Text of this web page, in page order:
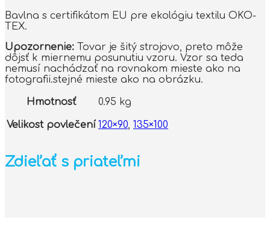
Bavlna s certifikátom EU pre ekológiu textilu OKO-
TEX.
Upozornenie: Tovar je šitý strojovo, preto môže
dôjsť k miernemu posunutiu vzoru. Vzor sa teda
nemusí nachádzať na rovnakom mieste ako na
fotografii.stejné mieste ako na obrázku.
Hmotnosť 0.95 kg
Velikost povlečení 120×90, 135×100
Zdieľať s priateľmi